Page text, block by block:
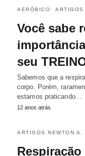
AERÓBICO ARTIGOS
Você sabe
seu
Sabemos que a
corpo. Porém,
estamos praticando…
12 anos atrás
ARTIGOS NEWTON A.